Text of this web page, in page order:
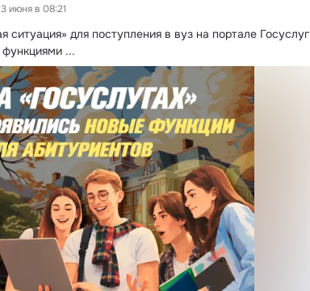
июня в 08:21
ситуация» для поступления в вуз на портале Госуслуг
...